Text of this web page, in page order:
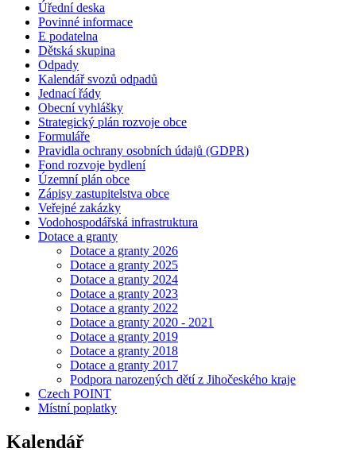
Úřední deska
Povinné informace
E podatelna
Dětská skupina
Odpady
Kalendář svozů odpadů
Jednací řády
Obecní vyhlášky
Strategický plán rozvoje obce
Formuláře
Pravidla ochrany osobních údajů (GDPR)
Fond rozvoje bydlení
Územní plán obce
Zápisy zastupitelstva obce
Veřejné zakázky
Vodohospodářská infrastruktura
Dotace a granty
Dotace a granty 2026
Dotace a granty 2025
Dotace a granty 2024
Dotace a granty 2023
Dotace a granty 2022
Dotace a granty 2020 - 2021
Dotace a granty 2019
Dotace a granty 2018
Dotace a granty 2017
Podpora narozených dětí z Jihočeského kraje
Czech POINT
Místní poplatky
Kalendář